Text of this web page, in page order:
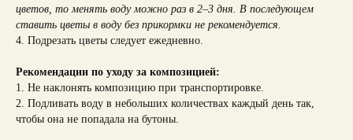
цветов, то менять воду можно раз в 2–3 дня. В последующем
ставить цветы в воду без прикормки не рекомендуется.
4. Подрезать цветы следует ежедневно.
Рекомендации по уходу за композицией:
1. Не наклонять композицию при транспортировке.
2. Подливать воду в небольших количествах каждый день так,
чтобы она не попадала на бутоны.